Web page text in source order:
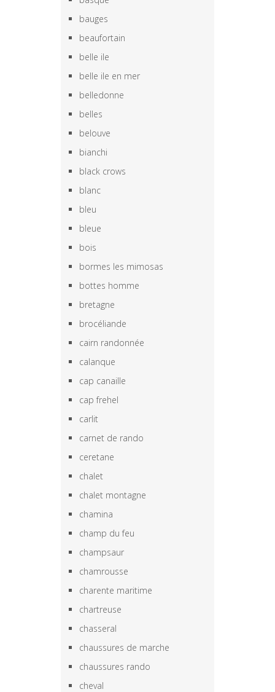
bauges
beaufortain
belle ile
belle ile en mer
belledonne
belles
belouve
bianchi
black crows
blanc
bleu
bleue
bois
bormes les mimosas
bottes homme
bretagne
brocéliande
cairn randonnée
calanque
cap canaille
cap frehel
carlit
carnet de rando
ceretane
chalet
chalet montagne
chamina
champ du feu
champsaur
chamrousse
charente maritime
chartreuse
chasseral
chaussures de marche
chaussures rando
cheval